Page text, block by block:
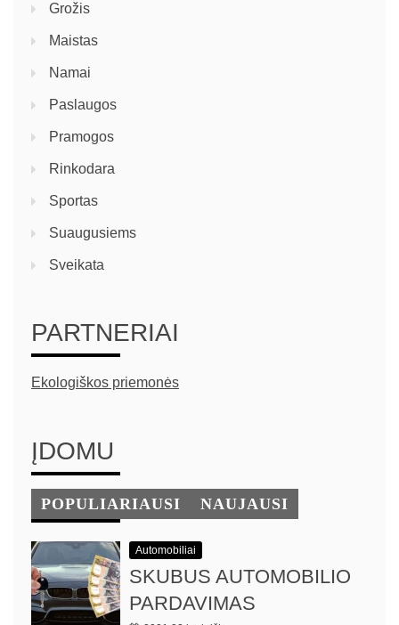
Grožis
Maistas
Namai
Paslaugos
Pramogos
Rinkodara
Sportas
Suaugusiems
Sveikata
PARTNERIAI
Ekologiškos priemonės
ĮDOMU
POPULIARIAUSI NAUJAUSI
Automobiliai
SKUBUS AUTOMOBILIO
PARDAVIMAS